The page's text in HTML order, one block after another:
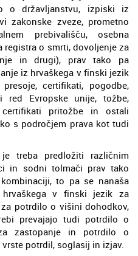
o državljanstvu, izpiski iz
zakonske zveze, prometno
prebivališču, osebna
o smrti, dovoljenje za
in drugi), prav tako pa
iz hrvaškega v finski jezik
certifikati, pogodbe,
red Evropske unije, tožbe,
pritožbe in ostali
s področjem prava kot tudi
treba predložiti različnim
in sodni tolmači prav tako
to pa se nanaša
v finski jezik za
potrdilo o višini dohodkov,
prevajajo tudi potrdilo o
zastopanje in potrdilo o
potrdil, soglasij in izjav.